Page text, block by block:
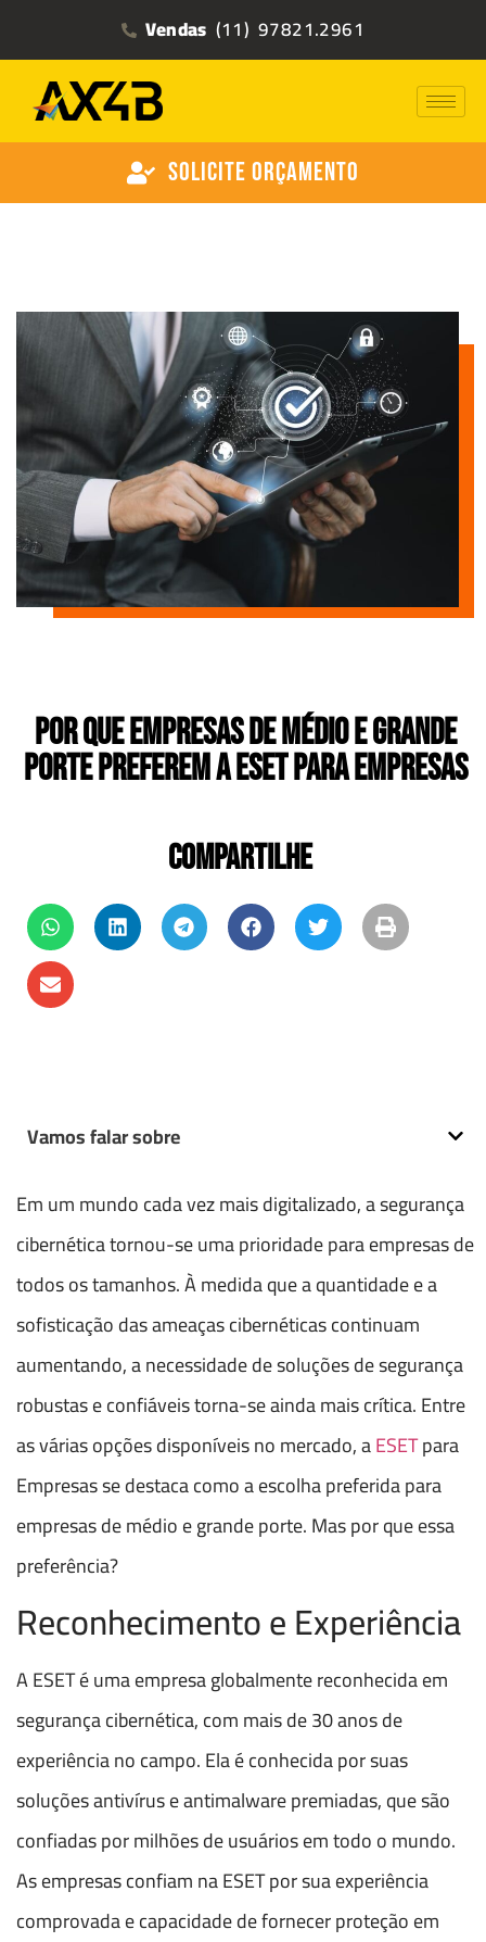
Vendas (11) 97821.2961
Solicite Orçamento
Por que Empresas de Médio e Grande
Porte Preferem a ESET para Empresas
COMPARTILHE
Vamos falar sobre
Em um mundo cada vez mais digitalizado, a segurança
cibernética tornou-se uma prioridade para empresas de
todos os tamanhos. À medida que a quantidade e a
sofisticação das ameaças cibernéticas continuam
aumentando, a necessidade de soluções de segurança
robustas e confiáveis torna-se ainda mais crítica. Entre
as várias opções disponíveis no mercado, aESETpara
Empresas se destaca como a escolha preferida para
empresas de médio e grande porte. Mas por que essa
preferência?
Reconhecimento e Experiência
A ESET é uma empresa globalmente reconhecida em
segurança cibernética, com mais de 30 anos de
experiência no campo. Ela é conhecida por suas
soluções antivírus e antimalware premiadas, que são
confiadas por milhões de usuários em todo o mundo.
As empresas confiam na ESET por sua experiência
comprovada e capacidade de fornecer proteção em